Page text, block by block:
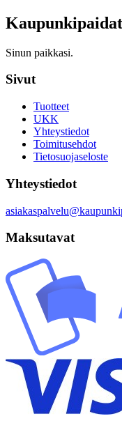
Kaupunkipaidat
Sinun paikkasi.
Sivut
Tuotteet
UKK
Yhteystiedot
Toimitusehdot
Tietosuojaseloste
Yhteystiedot
Maksutavat